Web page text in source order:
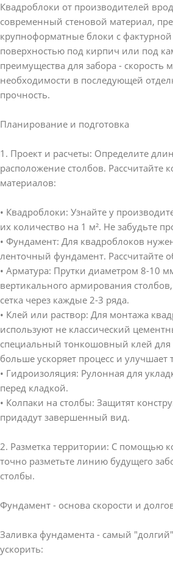
Квадроблоки от производителей
современный стеновой материал,
крупноформатные блоки с
поверхностью под кирпич или под
преимущества для забора - скорость
необходимости в последующей
прочность.
Планирование и подготовка
1. Проект и расчеты: Определите
расположение столбов. Рассчитайте
материалов:
• Квадроблоки: Узнайте у
их количество на 1 м². Не забудьте
• Фундамент: Для квадроблоков
ленточный фундамент. Рассчитайте
• Арматура: Прутки диаметром 8-10
вертикального армирования
сетка через каждые 2-3 ряда.
• Клей или раствор: Для монтажа
используют не классический
специальный тонкошовный клей для
больше ускоряет процесс и
• Гидроизоляция: Рулонная для
перед кладкой.
• Колпаки на столбы: Защитят
придадут завершенный вид.
2. Разметка территории: С помощью
точно разметьте линию будущего
столбы.
Фундамент - основа скорости и
Заливка фундамента - самый
ускорить: